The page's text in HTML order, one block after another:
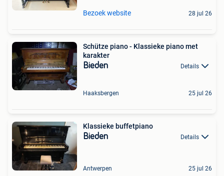
Bezoek website 28 jul 26
Schütze piano - Klassieke piano met
karakter
Bieden Details
Haaksbergen 25 jul 26
Klassieke buffetpiano
Bieden Details
Antwerpen 25 jul 26